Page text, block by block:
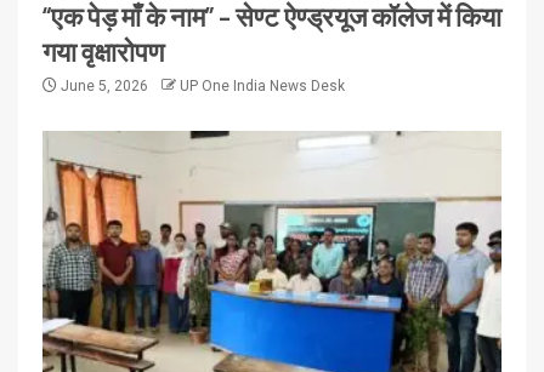
“एक पेड़ माँ के नाम” – सेण्ट ऐण्ड्रयूज कॉलेज में किया
गया वृक्षारोपण
June 5, 2026 UP One India News Desk